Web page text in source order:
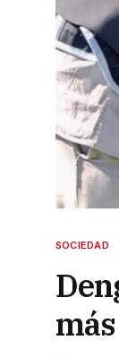
SOCIEDAD